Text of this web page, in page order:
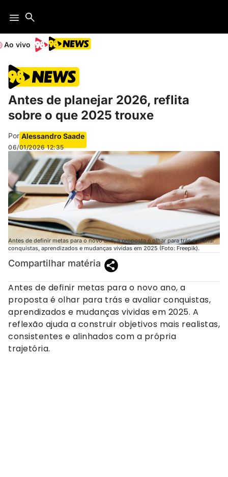
Ao vivo
Antes de planejar 2026, reflita
sobre o que 2025 trouxe
Por Alessandro Saade
06/01/2026 12:35
Antes de definir metas para o novo ano, a proposta é olhar para trás e avaliar
conquistas, aprendizados e mudanças vividas em 2025 (Foto: Freepik).
Compartilhar matéria
Antes de definir metas para o novo ano, a
proposta é olhar para trás e avaliar conquistas,
aprendizados e mudanças vividas em 2025. A
reflexão ajuda a construir objetivos mais realistas,
consistentes e alinhados com a própria
trajetória.